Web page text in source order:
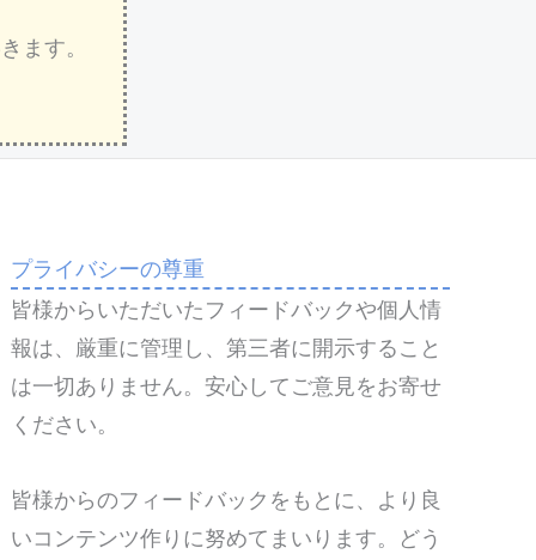
ます。
プライバシーの尊重
皆様からいただいたフィードバックや個人情
報は、厳重に管理し、第三者に開示すること
は一切ありません。安心してご意見をお寄せ
ください。
皆様からのフィードバックをもとに、より良
いコンテンツ作りに努めてまいります。どう